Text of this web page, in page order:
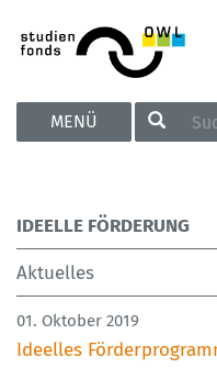
TOGGLE
NAVIGATION
MENÜ
IDEELLE FÖRDERUNG
Aktuelles
01. Oktober 2019
Ideelles